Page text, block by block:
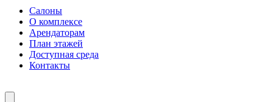
Салоны
О комплексе
Арендаторам
План этажей
Доступная среда
Контакты